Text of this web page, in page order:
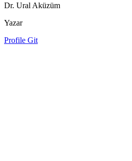
Dr. Ural Aküzüm
Yazar
Profile Git